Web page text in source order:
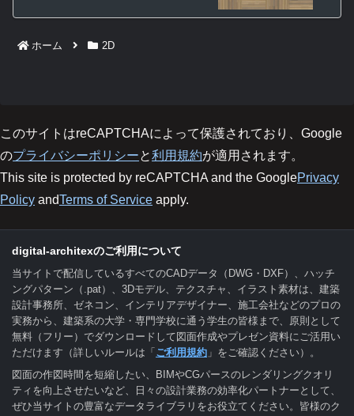
ホーム 2D
このサイトはreCAPTCHAによって保護されており、Google
のプライバシーポリシーと利用規約が適用されます。
This site is protected by reCAPTCHA and the GooglePrivacy
Policy andTerms of Service apply.
digital-architexのご利用について
当サイトで配信しているすべてのCADデータ（DWG・DXF）、ハッチ
ングパターン（.pat）、3Dモデル、テクスチャ、イラスト素材は、建築
設計事務所、ゼネコン、インテリアデザイナー、施工会社などのプロの
実務から、建築系の大学・専門学校に通う学生の皆様まで、原則として
無料（フリー）でダウンロードして図面作成やプレゼン資料にご活用い
ただけます（詳しいルールは「ご利用規約 」をご確認ください）。
図面の作図時間を短縮したい、BIMやCGパースのレンダリングクオリ
ティを向上させたいなど、日々の設計業務の効率化パートナーとして、
ぜひ当サイトの豊富なデータライブラリをお役立てください。皆様のク